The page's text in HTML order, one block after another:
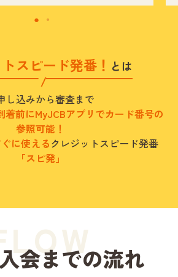
スピード発番！ とは
し込みから審査まで
着前にMyJCBアプリでカード番号の
参照可能！
に使えるクレジットスピード発番
「スピ発」
会までの流れ